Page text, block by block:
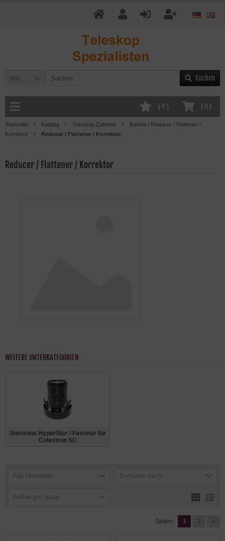
Alle Suchen
( 0 )
( 0 )
Startseite Katalog Teleskop Zubehör
Barlow / Reducer / Flattener /
Korrektor
Reducer / Flattener / Korrektor
Reducer / Flattener / Korrektor
WEITERE UNTERKATEGORIEN:
Starizona HyperStar / Faststar für
Celestron SC
Alle Hersteller Sortieren nach ...
Artikel pro Seite
Seiten: 1 2 »